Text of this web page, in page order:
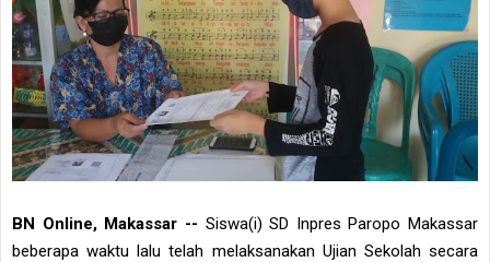
BN Online, Makassar -- Siswa(i) SD Inpres Paropo Makassar
beberapa waktu lalu telah melaksanakan Ujian Sekolah secara